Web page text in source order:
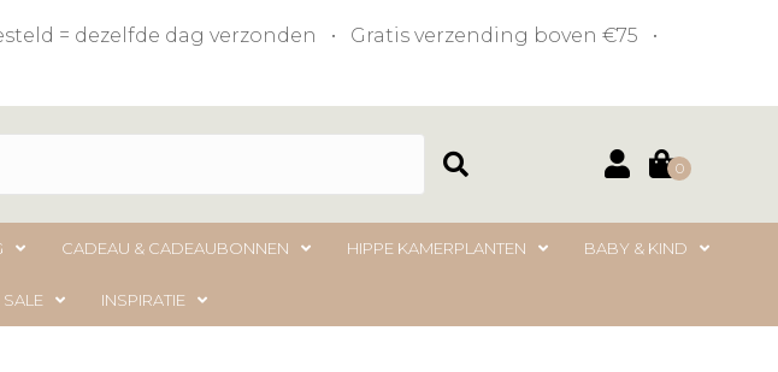
= dezelfde dag verzonden • Gratis verzending boven €75 •
0
CADEAU & CADEAUBONNEN HIPPE KAMERPLANTEN BABY & KIND
SALE INSPIRATIE